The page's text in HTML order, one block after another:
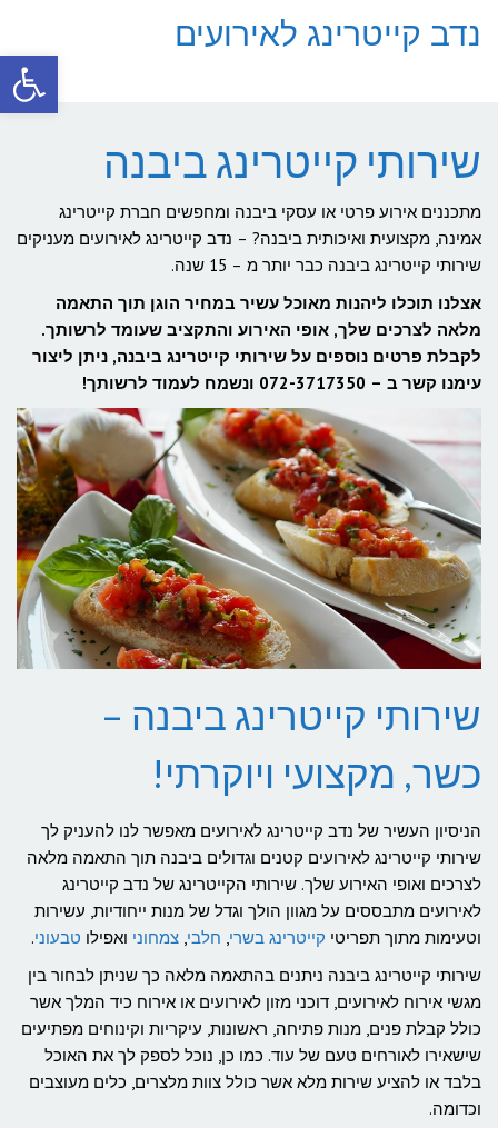
פתח
נדב קייטרינג לאירועים
שירותי קייטרינג ביבנה
מתכננים אירוע פרטי או עסקי ביבנה ומחפשים חברת קייטרינג
אמינה, מקצועית ואיכותית ביבנה? – נדב קייטרינג לאירועים מעניקים
שירותי קייטרינג ביבנה כבר יותר מ – 15 שנה.
אצלנו תוכלו ליהנות מאוכל עשיר במחיר הוגן תוך התאמה
מלאה לצרכים שלך, אופי האירוע והתקציב שעומד לרשותך.
לקבלת פרטים נוספים על שירותי קייטרינג ביבנה, ניתן ליצור
עימנו קשר ב – 072-3717350 ונשמח לעמוד לרשותך!
שירותי קייטרינג ביבנה –
כשר, מקצועי ויוקרתי!
הניסיון העשיר של נדב קייטרינג לאירועים מאפשר לנו להעניק לך
שירותי קייטרינג לאירועים קטנים וגדולים ביבנה תוך התאמה מלאה
לצרכים ואופי האירוע שלך. שירותי הקייטרינג של נדב קייטרינג
לאירועים מתבססים על מגוון הולך וגדל של מנות ייחודיות, עשירות
וטעימות מתוך תפריטי קייטרינג בשרי, חלבי, צמחוני ואפילו טבעוני.
שירותי קייטרינג ביבנה ניתנים בהתאמה מלאה כך שניתן לבחור בין
מגשי אירוח לאירועים, דוכני מזון לאירועים או אירוח כיד המלך אשר
כולל קבלת פנים, מנות פתיחה, ראשונות, עיקריות וקינוחים מפתיעים
שישאירו לאורחים טעם של עוד. כמו כן, נוכל לספק לך את האוכל
בלבד או להציע שירות מלא אשר כולל צוות מלצרים, כלים מעוצבים
וכדומה.